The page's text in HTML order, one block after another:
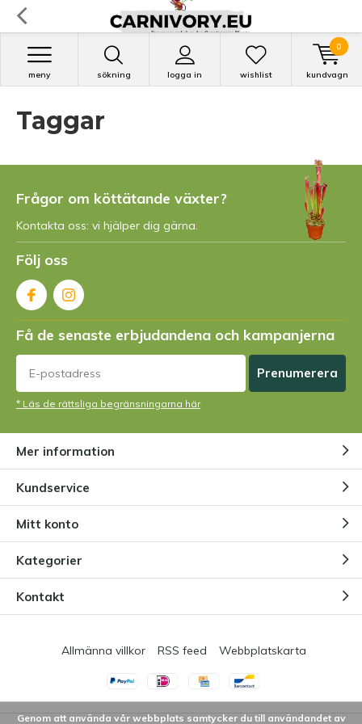
sökning logga in
meny wishlist kundvagn
0
Taggar
Frågor om köttätande växter?
Kontakta oss: vi hjälper dig gärna.
Följ oss
Få de senaste erbjudandena och kampanjerna
Prenumerera
* Läs de rättsliga begränsningarna här
Mer information
Kundservice
Mitt konto
Kategorier
Kontakt
Allmänna villkor RSS feed Webbplatskarta
Genom att använda vår webbplats samtycker du till användandet av